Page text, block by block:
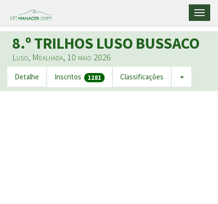
8.º TRILHOS LUSO BUSSACO
Luso, Mealhada, 10 maio 2026
Detalhe Inscritos 1281 Classificações